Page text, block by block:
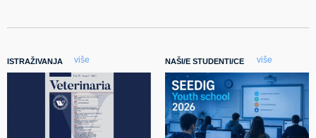
ISTRAŽIVANJA više NAŠI/E STUDENTI/CE više